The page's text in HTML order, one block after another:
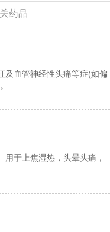
药品
及血管神经性头痛等症(如偏
用于上焦湿热，头晕头痛，